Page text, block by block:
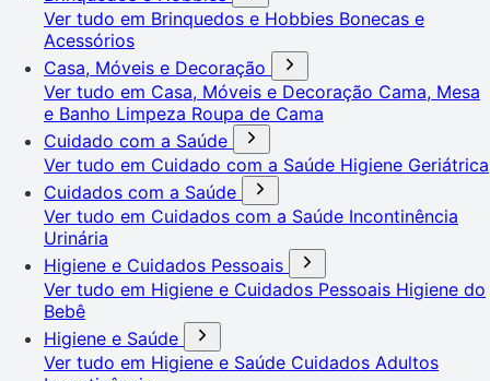
Ver tudo em Brinquedos e Hobbies Bonecas e
Acessórios
Casa, Móveis e Decoração
Ver tudo em Casa, Móveis e Decoração Cama, Mesa
e Banho Limpeza Roupa de Cama
Cuidado com a Saúde
Ver tudo em Cuidado com a Saúde Higiene Geriátrica
Cuidados com a Saúde
Ver tudo em Cuidados com a Saúde Incontinência
Urinária
Higiene e Cuidados Pessoais
Ver tudo em Higiene e Cuidados Pessoais Higiene do
Bebê
Higiene e Saúde
Ver tudo em Higiene e Saúde Cuidados Adultos